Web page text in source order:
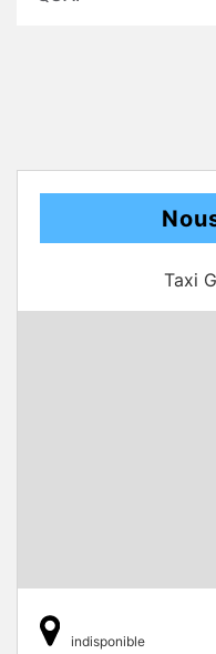
Taxi
indisponible